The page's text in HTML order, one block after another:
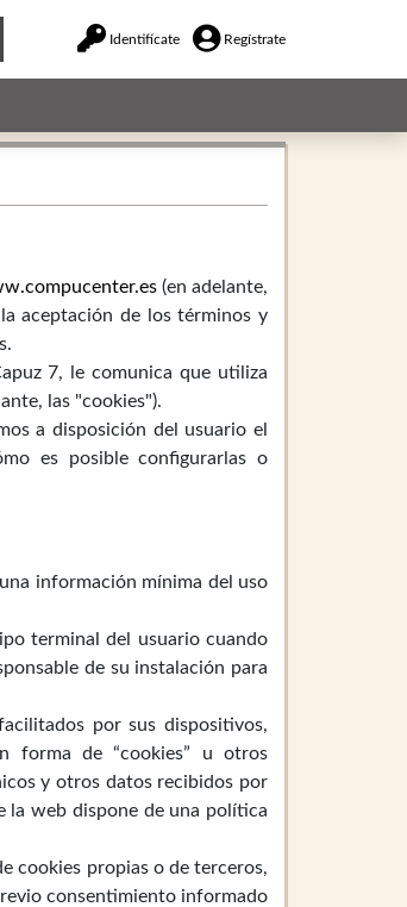
Identifícate Regístrate
(en adelante,
aceptación de los términos y
7, le comunica que utiliza
las "cookies").
a disposición del usuario el
es posible configurarlas o
información mínima del uso
terminal del usuario cuando
de su instalación para
por sus dispositivos,
forma de “cookies” u otros
y otros datos recibidos por
la web dispone de una política
cookies propias o de terceros,
consentimiento informado